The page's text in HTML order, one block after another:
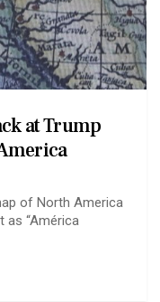
at Trump
of North America
as “América